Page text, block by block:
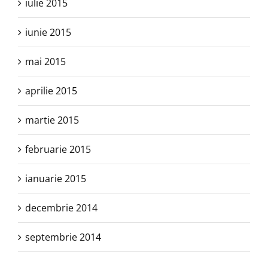
iulie 2015
iunie 2015
mai 2015
aprilie 2015
martie 2015
februarie 2015
ianuarie 2015
decembrie 2014
septembrie 2014